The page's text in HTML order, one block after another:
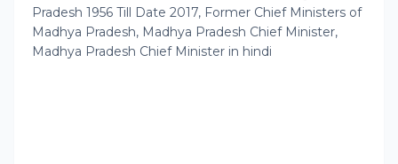
Pradesh 1956 Till Date 2017, Former Chief Ministers of
Madhya Pradesh, Madhya Pradesh Chief Minister,
Madhya Pradesh Chief Minister in hindi